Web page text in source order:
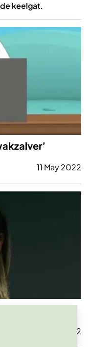
keelgat.
11 May 2022
Holmes
01 Apr 2022